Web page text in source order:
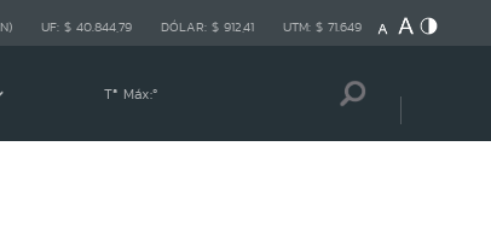
UF: $ 40.844,79 DÓLAR: $ 912,41 UTM: $ 71.649
Tª Máx:º